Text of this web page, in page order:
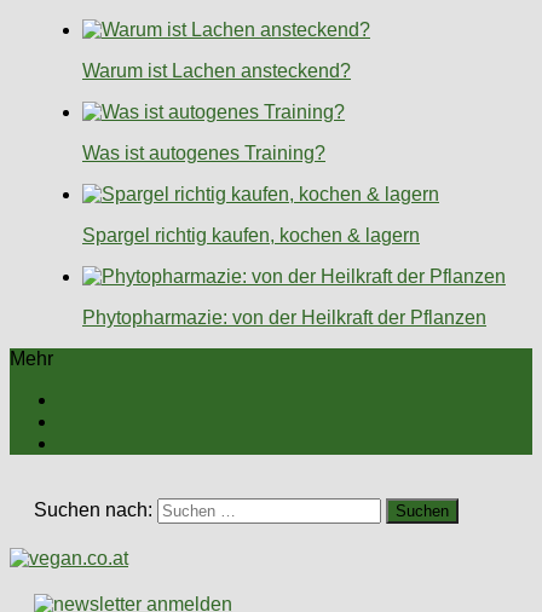
Warum ist Lachen ansteckend?
Was ist autogenes Training?
Spargel richtig kaufen, kochen & lagern
Phytopharmazie: von der Heilkraft der Pflanzen
Mehr
Suchen nach: